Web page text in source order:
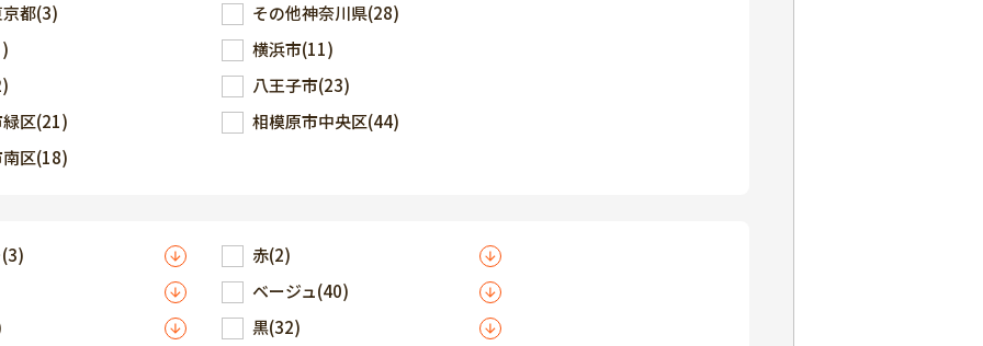
都(3) その他神奈川県(28)
横浜市(11)
八王子市(23)
区(21) 相模原市中央区(44)
区(18)
(3) 赤(2)
ベージュ(40)
黒(32)